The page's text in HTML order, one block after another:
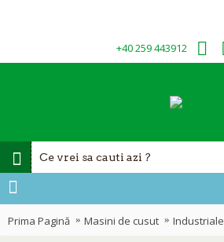
+40 259 443912
Prima Pagină Masini de cusut Industriale